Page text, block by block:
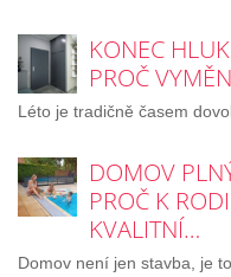
KONEC
PROČ
Léto je tradičně časem
DOMOV
PROČ K
KVALITNÍ…
Domov není jen stavba, je